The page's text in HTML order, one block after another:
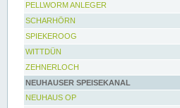
PELLWORM ANLEGER
SCHARHÖRN
SPIEKEROOG
WITTDÜN
ZEHNERLOCH
NEUHAUSER SPEISEKANAL
NEUHAUS OP